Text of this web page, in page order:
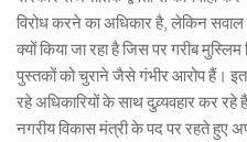
विरोध करने का अधिकार है, लेकिन
क्यों किया जा रहा है जिस पर गरीब
पुस्तकों को चुराने जैसे गंभीर आरोप हैं।
रहे अधिकारियों के साथ दुव्र्यवहार कर
नगरीय विकास मंत्री के पद पर रहते हुए